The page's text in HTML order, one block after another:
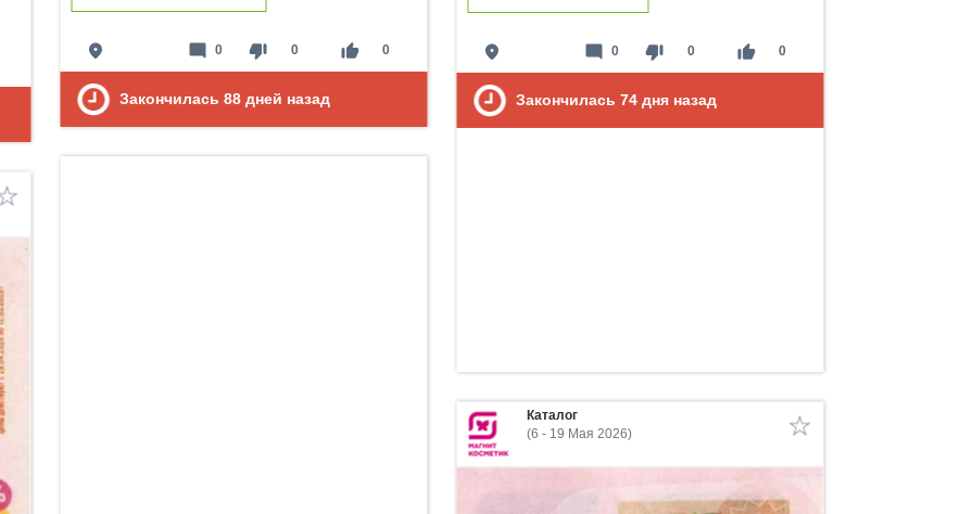
place thumb_down 0 thumb_up 0
mode_comment 0
Закончилась 88 дней назад
place thumb_down 0 thumb_up 0
mode_comment 0
Закончилась 74 дня назад
Каталог
(6 - 19 Мая 2026)